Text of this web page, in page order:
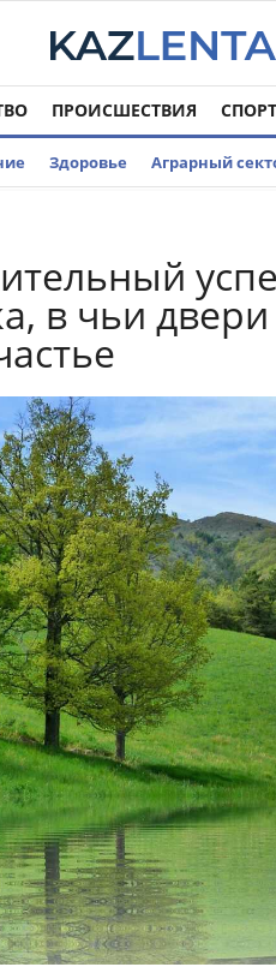
ПРОИСШЕСТВИЯ СПОРТ
Здоровье Аграрный
в чьи